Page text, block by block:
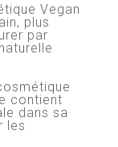
Vegan
plus
par
contient
dans sa
les